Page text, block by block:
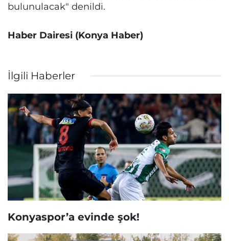
bulunulacak" denildi.
Haber Dairesi (Konya Haber)
İlgili Haberler
Konyaspor’a evinde şok!